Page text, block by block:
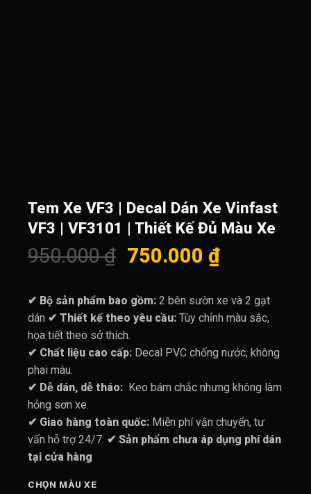
Tem Xe VF3 | Decal Dán Xe Vinfast
VF3 | VF3101 | Thiết Kế Đủ Màu Xe
950.000₫ Giá
là:
950.000 ₫.
750.000 ₫Giá
tại
là:
✔ Bộ sản phẩm bao gồm: 2 bên sườn xe và 2 gạt
dán ✔ Thiết kế theo yêu cầu: Tùy chỉnh màu sắc,
họa tiết theo sở thích.
✔ Chất liệu cao cấp: Decal PVC chống nước, không
phai màu.
✔ Dễ dán, dễ tháo: Keo bám chắc nhưng không làm
hỏng sơn xe.
✔ Giao hàng toàn quốc: Miễn phí vận chuyển, tư
vấn hỗ trợ 24/7. ✔ Sản phẩm chưa áp dụng phí dán
tại cửa hàng
CHỌN MÀU XE